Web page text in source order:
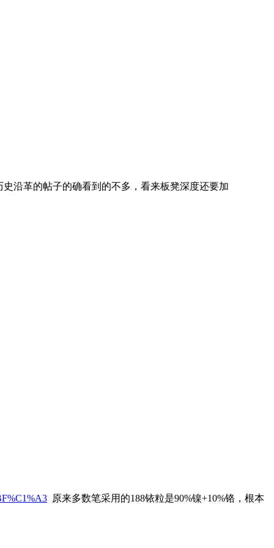
沿革的帖子的确看到的不多，看来板凳深度还要加
原来多数笔采用的188铱粒是90%镍+10%铬，根本